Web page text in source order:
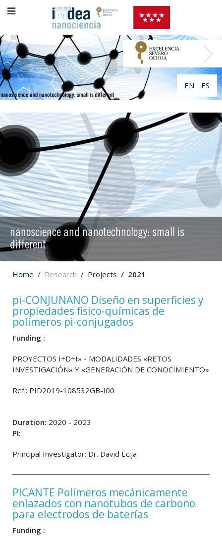
EN ES
nanoscience and nanotechnology: small is
different
Home Research Projects 2021
pi-CONJUNANO Diseño en superficies y
propiedades fisico-químicas de
polímeros pi-conjugados
Funding :
PROYECTOS I+D+I» - MODALIDADES «RETOS
INVESTIGACIÓN» Y «GENERACIÓN DE CONOCIMIENTO»
Ref.: PID2019-108532GB-I00
Duration: 2020 - 2023
PI:
Principal Investigator: Dr. David Écija
PICANTE Polímeros mecánicamente
enlazados con nanotubos de carbono
para electrodos de baterías
Funding :